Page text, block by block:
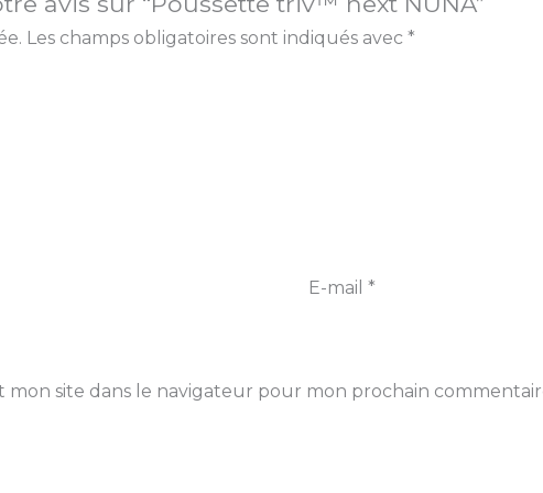
Les champs obligatoires sont indiqués avec *
E-mail*
mon site dans le navigateur pour mon prochain